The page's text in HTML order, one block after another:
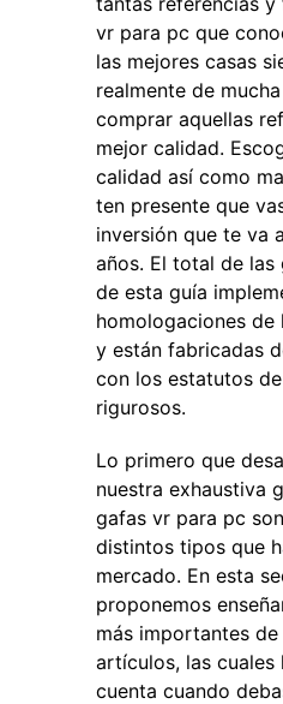
vr para pc que
las mejores casas
realmente de
comprar aquellas
mejor calidad.
calidad así como
ten presente que
inversión que te va
años. El total de
de esta guía
homologaciones de
y están fabricadas
con los estatutos
rigurosos.
Lo primero que
nuestra exhaustiva
gafas vr para pc
distintos tipos que
mercado. En esta
proponemos
más importantes
artículos, las cuales
cuenta cuando